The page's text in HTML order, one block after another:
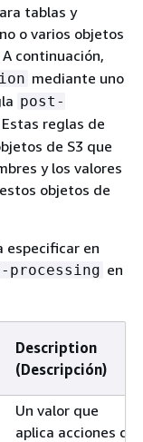
tablas y
o varios objetos
A continuación,
mediante uno
post-
Estas reglas de
de S3 que
y los valores
objetos de
especificar en
processing en
Description
(Descripción)
Un valor que
aplica acciones de